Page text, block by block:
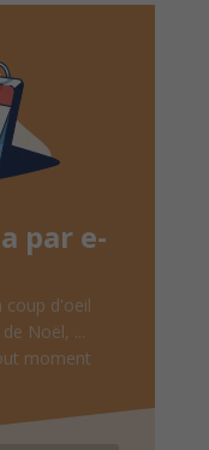
par e-
coup d'oeil
Noël, ...
moment